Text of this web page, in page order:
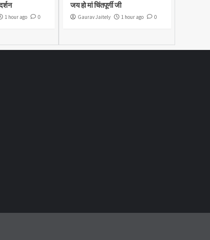
1 hour ago 0
जय हो मां चिंतपूर्णी जी
Gaurav Jaitely 1 hour ago 0